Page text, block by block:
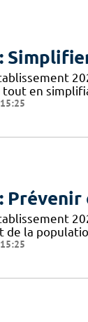
en
de la